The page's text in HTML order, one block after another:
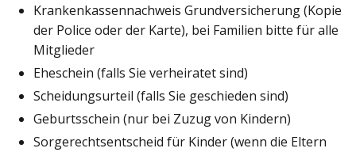
Krankenkassennachweis Grundversicherung (Kopie
der Police oder der Karte), bei Familien bitte für alle
Mitglieder
Eheschein (falls Sie verheiratet sind)
Scheidungsurteil (falls Sie geschieden sind)
Geburtsschein (nur bei Zuzug von Kindern)
Sorgerechtsentscheid für Kinder (wenn die Eltern